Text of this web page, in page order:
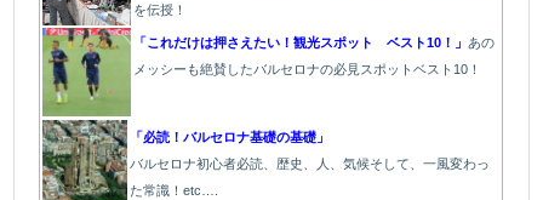
を伝授！
「これだけは押さえたい！観光スポット ベスト10！」 あの
メッシーも絶賛したバルセロナの必見スポットベスト10！
「必読！バルセロナ基礎の基礎」
バルセロナ初心者必読、歴史、人、気候そして、一風変わっ
た常識！etc….